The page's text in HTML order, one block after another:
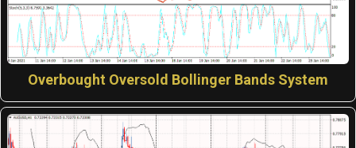
Overbought Oversold Bollinger Bands System